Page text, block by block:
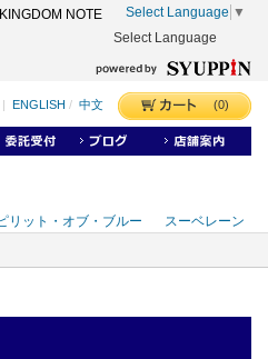
KINGDOM NOTE Select Language ▼
Select Language